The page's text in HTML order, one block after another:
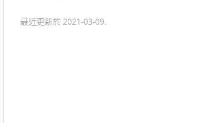
最近更新於 2021-03-09.